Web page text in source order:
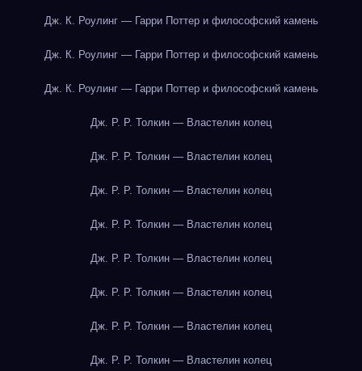
Дж. К. Роулинг — Гарри Поттер и философский камень
Дж. К. Роулинг — Гарри Поттер и философский камень
Дж. К. Роулинг — Гарри Поттер и философский камень
Дж. Р. Р. Толкин — Властелин колец
Дж. Р. Р. Толкин — Властелин колец
Дж. Р. Р. Толкин — Властелин колец
Дж. Р. Р. Толкин — Властелин колец
Дж. Р. Р. Толкин — Властелин колец
Дж. Р. Р. Толкин — Властелин колец
Дж. Р. Р. Толкин — Властелин колец
Дж. Р. Р. Толкин — Властелин колец